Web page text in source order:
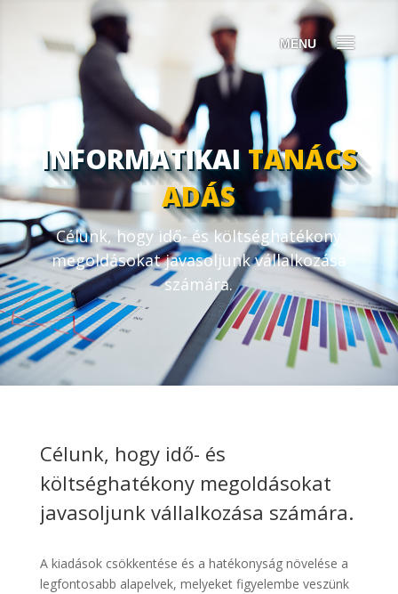
INFORMATIKAI TANÁCS
ADÁS
Célunk, hogy idő- és költséghatékony
megoldásokat javasoljunk vállalkozása
számára.
Célunk, hogy idő- és
költséghatékony megoldásokat
javasoljunk vállalkozása számára.
A kiadások csökkentése és a hatékonyság növelése a
legfontosabb alapelvek, melyeket figyelembe veszünk